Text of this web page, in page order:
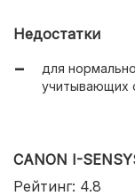
удобное меню
Недостатки
для
учитывающих
CANON I-
Рейтинг: 4.8